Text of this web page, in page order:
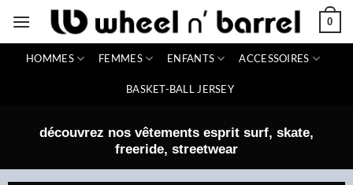
0
HOMMES FEMMES ENFANTS ACCESSOIRES
BASKET-BALL JERSEY
découvrez nos vêtements esprit surf, skate,
freeride, streetwear